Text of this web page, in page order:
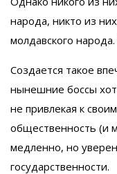
народа, никто из
молдавского
Создается такое
нынешние боссы
не привлекая к
общественность (и
медленно, но
государственности.